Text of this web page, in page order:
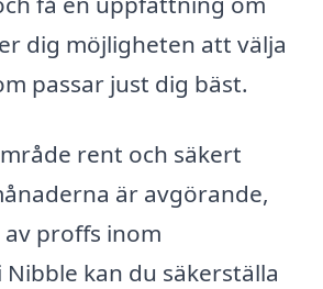
dig möjligheten att välja
passar just dig bäst.
rent och säkert
är avgörande,
proffs inom
kan du säkerställa